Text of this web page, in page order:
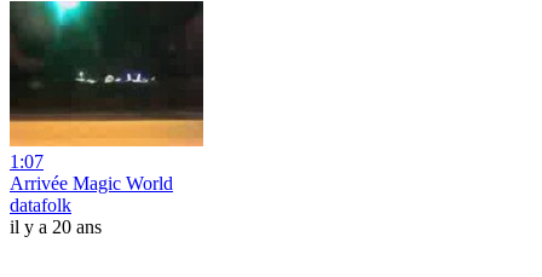
1:07
Arrivée Magic World
datafolk
il y a 20 ans